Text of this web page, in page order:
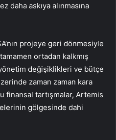
daha askıya alınmasına
projeye geri dönmesiyle
ortadan kalkmış
değişiklikleri ve bütçe
zaman zaman kara
finansal tartışmalar, Artemis
gölgesinde dahi